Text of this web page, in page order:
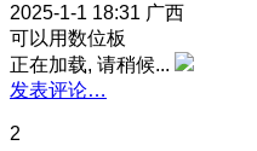
2025-1-1 18:31 广西
可以用数位板
正在加载, 请稍候...
发表评论…
2